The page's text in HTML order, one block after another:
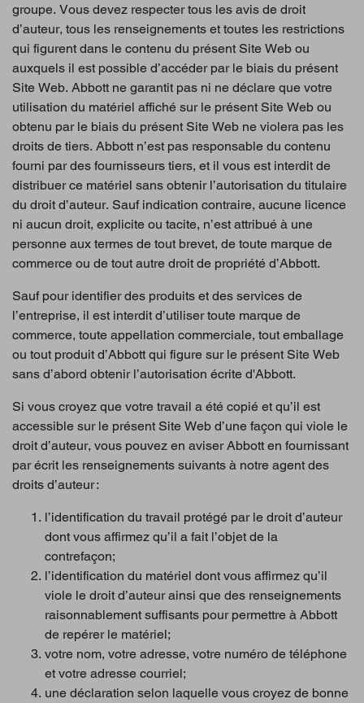
groupe. Vous devez respecter tous les avis de droit
d’auteur, tous les renseignements et toutes les restrictions
qui figurent dans le contenu du présent Site Web ou
auxquels il est possible d’accéder par le biais du présent
Site Web. Abbott ne garantit pas ni ne déclare que votre
utilisation du matériel affiché sur le présent Site Web ou
obtenu par le biais du présent Site Web ne violera pas les
droits de tiers. Abbott n’est pas responsable du contenu
fourni par des fournisseurs tiers, et il vous est interdit de
distribuer ce matériel sans obtenir l’autorisation du titulaire
du droit d’auteur. Sauf indication contraire, aucune licence
ni aucun droit, explicite ou tacite, n’est attribué à une
personne aux termes de tout brevet, de toute marque de
commerce ou de tout autre droit de propriété d’Abbott.
Sauf pour identifier des produits et des services de
l’entreprise, il est interdit d’utiliser toute marque de
commerce, toute appellation commerciale, tout emballage
ou tout produit d’Abbott qui figure sur le présent Site Web
sans d’abord obtenir l’autorisation écrite d'Abbott.
Si vous croyez que votre travail a été copié et qu’il est
accessible sur le présent Site Web d’une façon qui viole le
droit d’auteur, vous pouvez en aviser Abbott en fournissant
par écrit les renseignements suivants à notre agent des
droits d’auteur :
l’identification du travail protégé par le droit d’auteur
dont vous affirmez qu’il a fait l’objet de la
contrefaçon;
l’identification du matériel dont vous affirmez qu’il
viole le droit d’auteur ainsi que des renseignements
raisonnablement suffisants pour permettre à Abbott
de repérer le matériel;
votre nom, votre adresse, votre numéro de téléphone
et votre adresse courriel;
une déclaration selon laquelle vous croyez de bonne